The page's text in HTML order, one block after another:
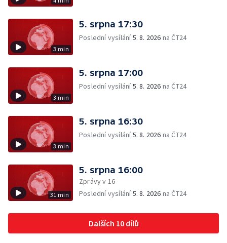
3 min
5. srpna 17:30
Poslední vysílání5. 8. 2026 na ČT24
3 min
5. srpna 17:00
Poslední vysílání5. 8. 2026 na ČT24
3 min
5. srpna 16:30
Poslední vysílání5. 8. 2026 na ČT24
31 min
5. srpna 16:00
Zprávy v 16
Poslední vysílání5. 8. 2026 na ČT24
Dalších 10 dílů